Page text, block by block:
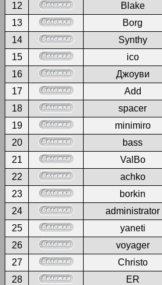
12
Blake
13
Borg
14
Synthy
15
ico
16
Джоуви
17
Add
18
spacer
19
minimiro
20
bass
21
ValBo
22
achko
23
borkin
24
administrator
25
yaneti
26
voyager
27
Christo
28
ER